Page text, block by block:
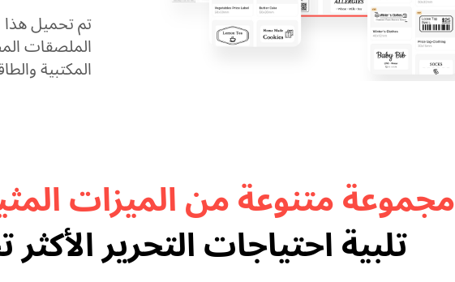
تم تحميل
الملصقات
المكتبية
مجموعة متنوعة من الميزات
تلبية احتياجات التحرير